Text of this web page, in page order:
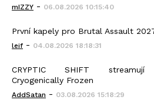
mIZZY - 06.08.2026 10:15:40
První kapely pro Brutal Assault
leif - 04.08.2026 18:18:31
CRYPTIC SHIFT streamují
Cryogenically Frozen
AddSatan - 03.08.2026 15:18:29